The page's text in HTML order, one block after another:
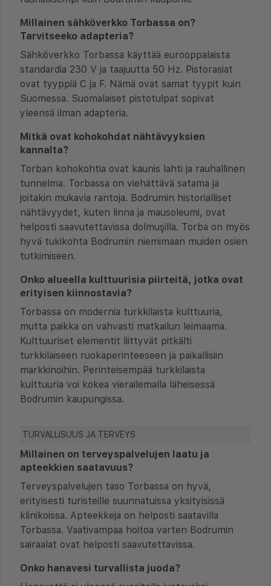
Millainen sähköverkko Torbassa on?
Tarvitseeko adapteria?
Sähköverkko Torbassa käyttää eurooppalaista
standardia 230 V ja taajuutta 50 Hz. Pistorasiat
ovat tyyppiä C ja F. Nämä ovat samat tyypit kuin
Suomessa. Suomalaiset pistotulpat sopivat
yleensä ilman adapteria.
Mitkä ovat kohokohdat nähtävyyksien
kannalta?
Torban kohokohtia ovat kaunis lahti ja rauhallinen
tunnelma. Torbassa on viehättävä satama ja
joitakin mukavia rantoja. Bodrumin historialliset
nähtävyydet, kuten linna ja mausoleumi, ovat
helposti saavutettavissa dolmuşilla. Torba on myös
hyvä tukikohta Bodrumin niemimaan muiden osien
tutkimiseen.
Onko alueella kulttuurisia piirteitä, jotka ovat
erityisen kiinnostavia?
Torbassa on modernia turkkilaista kulttuuria,
mutta paikka on vahvasti matkailun leimaama.
Kulttuuriset elementit liittyvät pitkälti
turkkilaiseen ruokaperinteeseen ja paikallisiin
markkinoihin. Perinteisempää turkkilaista
kulttuuria voi kokea vierailemalla läheisessä
Bodrumin kaupungissa.
TURVALLISUUS JA TERVEYS
Millainen on terveyspalvelujen laatu ja
apteekkien saatavuus?
Terveyspalvelujen taso Torbassa on hyvä,
erityisesti turisteille suunnatuissa yksityisissä
klinikoissa. Apteekkeja on helposti saatavilla
Torbassa. Vaativampaa hoitoa varten Bodrumin
sairaalat ovat helposti saavutettavissa.
Onko hanavesi turvallista juoda?